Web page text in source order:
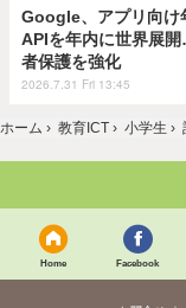
Google、アプリ向け
APIを年内に世界展
者保護を強化
2026.7.31 Fri 13:45
ホーム › 教育ICT › 小学生 ›
Home Facebook